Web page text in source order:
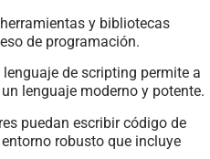
y bibliotecas
de programación.
de scripting permite a
lenguaje moderno y potente.
puedan escribir código de
robusto que incluye